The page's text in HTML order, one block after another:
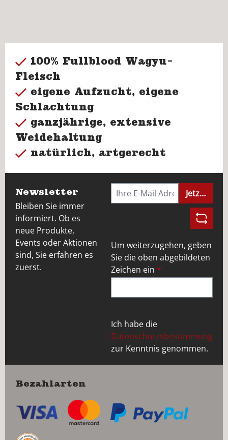
100% Fullblood Wagyu-
Fleisch
eigene Aufzucht, eigene
Schlachtung
ganzjährige, extensive
Weidehaltung
natürlich, artgerecht
Newsletter
Bleiben Sie immer
informiert. Ob es
neue Produkte,
Events oder Aktionen
sind, Sie erfahren es
zuerst.
Jetzt
Um weiterzugehen, geben
Sie die oben abgebildeten
Zeichen ein *
Ich habe die
Datenschutzsbestimmung
zur Kenntnis genommen.
Bezahlarten